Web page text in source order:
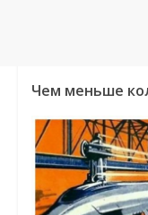
Чем меньше